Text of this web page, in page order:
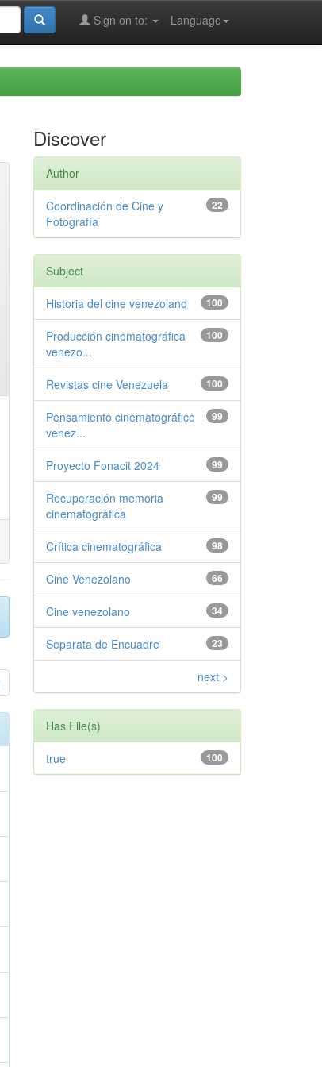
Language
Sign on to:
Discover
Author
22
Coordinación de Cine y
Fotografía
Subject
100
Historia del cine venezolano
100
Producción cinematográfica
venezo...
100
Revistas cine Venezuela
99
Pensamiento cinematográfico
venez...
99
Proyecto Fonacit 2024
99
Recuperación memoria
cinematográfica
98
Crítica cinematográfica
66
Cine Venezolano
34
Cine venezolano
23
Separata de Encuadre
next >
Has File(s)
100
true